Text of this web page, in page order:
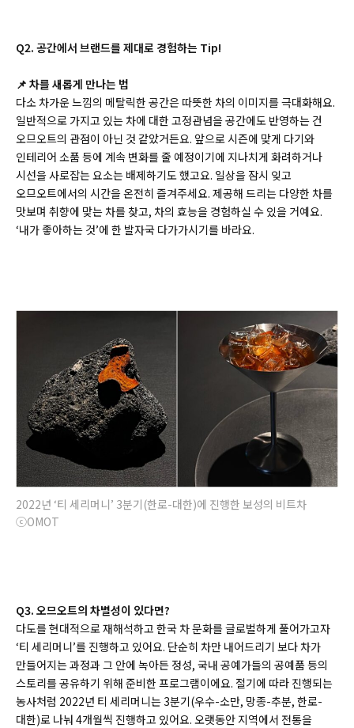
Q2. 공간에서 브랜드를 제대로 경험하는 Tip!
📌 차를 새롭게 만나는 법
다소 차가운 느낌의 메탈릭한 공간은 따뜻한 차의 이미지를 극대화해요.
일반적으로 가지고 있는 차에 대한 고정관념을 공간에도 반영하는 건
오므오트의 관점이 아닌 것 같았거든요. 앞으로 시즌에 맞게 다기와
인테리어 소품 등에 계속 변화를 줄 예정이기에 지나치게 화려하거나
시선을 사로잡는 요소는 배제하기도 했고요. 일상을 잠시 잊고
오므오트에서의 시간을 온전히 즐겨주세요. 제공해 드리는 다양한 차를
맛보며 취향에 맞는 차를 찾고, 차의 효능을 경험하실 수 있을 거예요.
‘내가 좋아하는 것’에 한 발자국 다가가시기를 바라요.
2022년 ‘티 세리머니’ 3분기(한로-대한)에 진행한 보성의 비트차
ⓒOMOT
Q3. 오므오트의 차별성이 있다면?
다도를 현대적으로 재해석하고 한국 차 문화를 글로벌하게 풀어가고자
‘티 세리머니’를 진행하고 있어요. 단순히 차만 내어드리기 보다 차가
만들어지는 과정과 그 안에 녹아든 정성, 국내 공예가들의 공예품 등의
스토리를 공유하기 위해 준비한 프로그램이에요. 절기에 따라 진행되는
농사처럼 2022년 티 세리머니는 3분기(우수-소만, 망종-추분, 한로-
대한)로 나눠 4개월씩 진행하고 있어요. 오랫동안 지역에서 전통을